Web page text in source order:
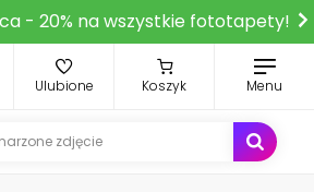
- 20% na wszystkie fototapety!
Ulubione Koszyk Menu